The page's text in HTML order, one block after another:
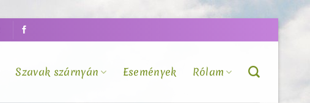
Szavak szárnyán Események Rólam